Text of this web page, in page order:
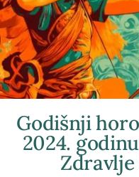
Godišnji
2024.